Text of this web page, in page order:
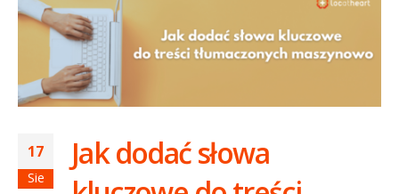
17
Sie
Jak dodać słowa